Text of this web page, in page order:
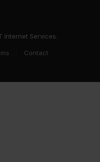
Internet Services
Contact